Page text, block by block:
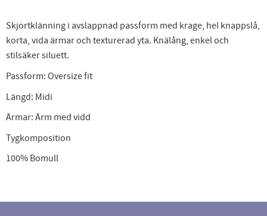
Skjortklänning i avslappnad passform med krage, hel knappslå,
korta, vida ärmar och texturerad yta. Knälång, enkel och
stilsäker siluett.
Passform: Oversize fit
Längd: Midi
Ärmar: Ärm med vidd
Tygkomposition
100% Bomull